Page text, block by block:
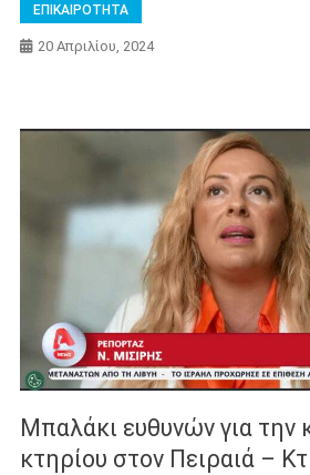
ΕΠΙΚΑΙΡΟΤΗΤΑ
20 Απριλίου, 2024
Μπαλάκι ευθυνών για την
κτηρίου στον Πειραιά –